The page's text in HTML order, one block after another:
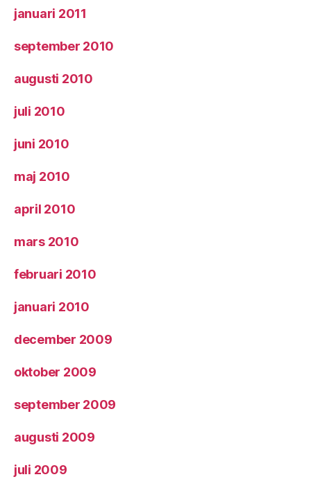
januari 2011
september 2010
augusti 2010
juli 2010
juni 2010
maj 2010
april 2010
mars 2010
februari 2010
januari 2010
december 2009
oktober 2009
september 2009
augusti 2009
juli 2009